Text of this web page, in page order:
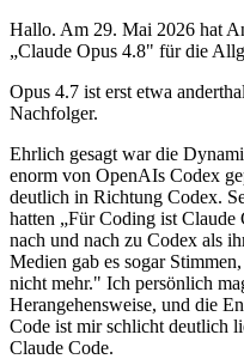
Hallo. Am 29. Mai 2026 hat
„Claude Opus 4.8" für die
Opus 4.7 ist erst etwa
Nachfolger.
Ehrlich gesagt war die
enorm von OpenAIs Codex
deutlich in Richtung Codex.
hatten „Für Coding ist Claude
nach und nach zu Codex als
Medien gab es sogar
nicht mehr." Ich persönlich
Herangehensweise, und die
Code ist mir schlicht deutlich
Claude Code.